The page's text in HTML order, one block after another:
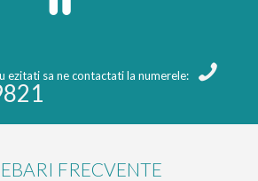
ezitati sa ne contactati la numerele:
FRECVENTE